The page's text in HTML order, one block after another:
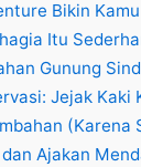
Bikin
Itu
Gunung
Jejak Kaki
(Karena
Ajakan